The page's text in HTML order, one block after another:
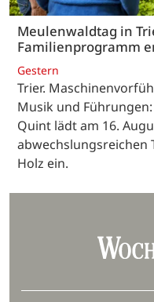
Meulenwaldtag in
Familienprogramm
Gestern
Trier.
Musik und
Quint lädt am 16.
abwechslungsreichen
Holz ein.